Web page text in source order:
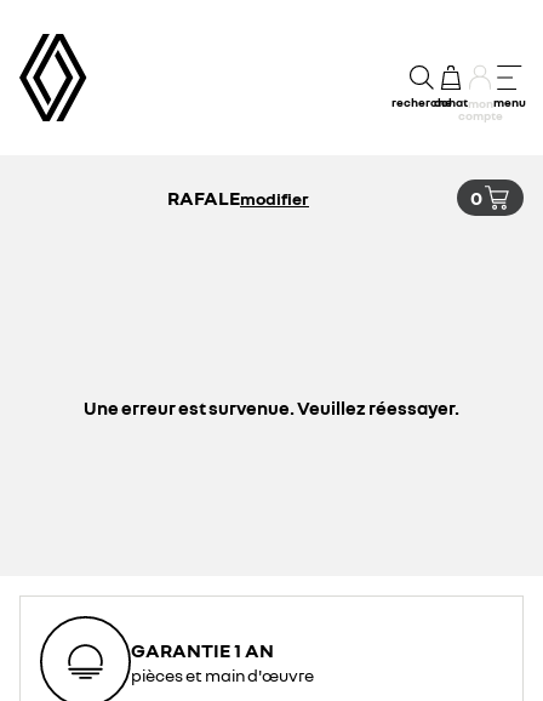
rechercheachatmon
compte
menu
RAFALEmodifier 0
Une erreur est survenue. Veuillez réessayer.
GARANTIE 1 AN
pièces et main d'œuvre